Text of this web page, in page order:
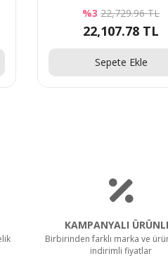
%3 22,729.96 TL
22,107.78 TL
Sepete Ekle
KAMPANYALI
Birbirinden farklı marka ve
indirimli fiyatlar